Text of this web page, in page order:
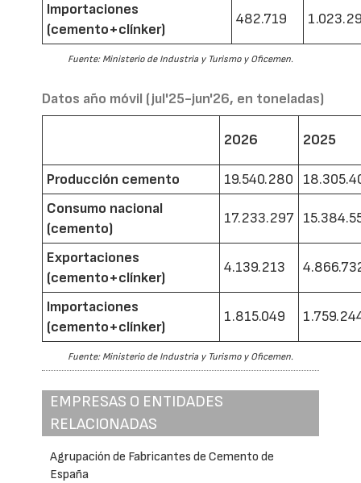
Importaciones
(cemento+clínker)
482.719
Fuente: Ministerio de Industria y Turismo y Oficemen.
Datos año móvil (jul'25-jun'26, en toneladas)
2026 2025
Producción cemento 19.540.280
Consumo nacional
(cemento)
17.233.297
Exportaciones
(cemento+clínker)
4.139.213
Importaciones
(cemento+clínker)
1.815.049
Fuente: Ministerio de Industria y Turismo y Oficemen.
EMPRESAS O ENTIDADES
RELACIONADAS
Agrupación de Fabricantes de Cemento de
España